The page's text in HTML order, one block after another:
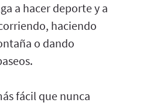
a hacer deporte y a
haciendo
o dando
fácil que nunca